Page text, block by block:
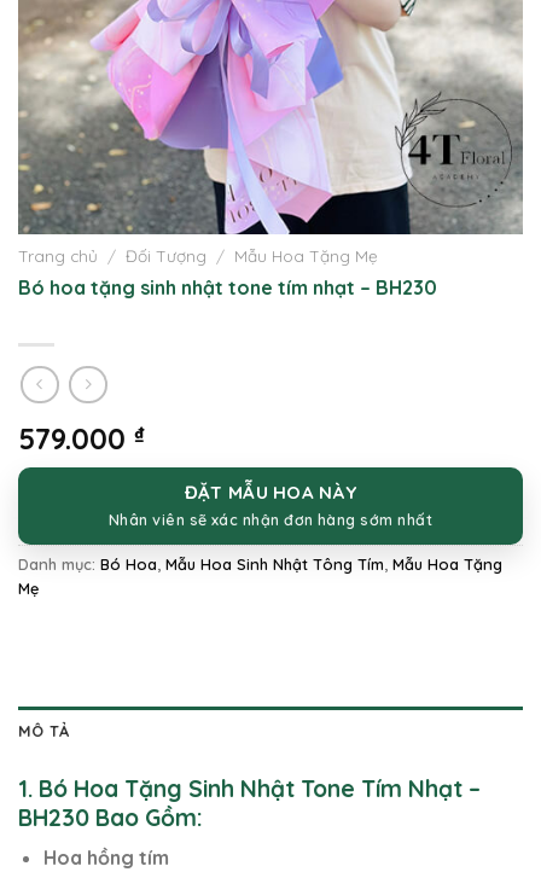
Trang chủ / Đối Tượng / Mẫu Hoa Tặng Mẹ
Bó hoa tặng sinh nhật tone tím nhạt – BH230
579.000 ₫
ĐẶT MẪU HOA NÀY
Nhân viên sẽ xác nhận đơn hàng sớm nhất
Danh mục: Bó Hoa Mẫu Hoa Sinh Nhật Tông Tím Mẫu Hoa Tặng
Mẹ
MÔ TẢ
1. Bó Hoa Tặng Sinh Nhật Tone Tím Nhạt –
BH230 Bao Gồm:
Hoa hồng tím